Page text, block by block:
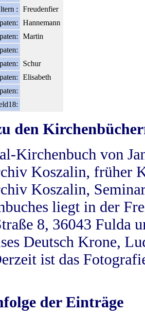
:
Freudenfier
Hannemann
Martin
Schur
Elisabeth
den
Kirchenbuch von
Koszalin, früher
Koszalin,
liegt in der
8, 36043 Fulda
Deutsch Krone,
ist das
der Einträge